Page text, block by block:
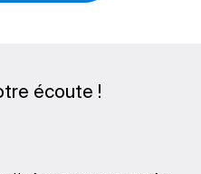
écoute !